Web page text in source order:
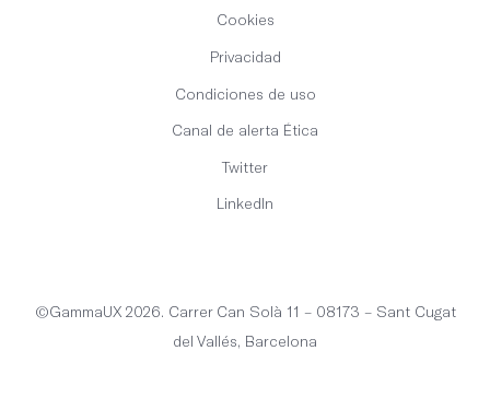
©GammaUX 2026. Carrer Can Solà 11 – 08173 – Sant Cugat
del Vallés, Barcelona
Cookies
Privacidad
Condiciones de uso
Canal de alerta Ética
Twitter
LinkedIn